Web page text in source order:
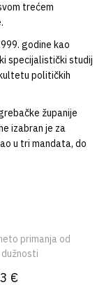
trećem
godine kao
specijalistički studij
političkih
županije
izabran je za
u tri mandata, do
primanja od
€